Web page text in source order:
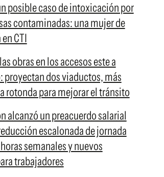
posible caso de intoxicación por
contaminadas: una mujer de
CTI
obras en los accesos este a
proyectan dos viaductos, más
rotonda para mejorar el tránsito
alcanzó un preacuerdo salarial
escalonada de jornada
semanales y nuevos
trabajadores